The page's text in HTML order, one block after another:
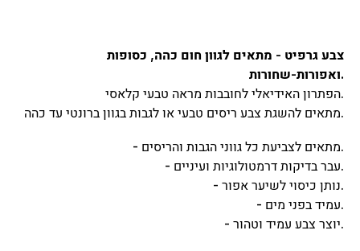
ואפורות-שחורות.
הפתרון האידיאלי לחובבות מראה טבעי קלאסי.
מתאים להשגת צבע ריסים טבעי או לגבות בגוון ברונטי עד כהה.
- מתאים לצביעת כל גווני הגבות והריסים.
- עבר בדיקות דרמטולוגיות ועיניים.
- נותן כיסוי לשיער אפור.
- עמיד בפני מים.
- יוצר צבע עמיד וטהור.